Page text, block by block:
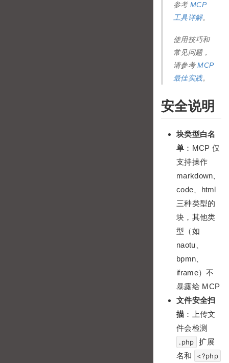
参考 MCP
工具详解。
使用技巧和
常见问题，
请参考MCP
最佳实践。
安全说明
块类型白名
单 ：MCP 仅
支持操作
markdown、
code、html
三种类型的
块，其他类
型（如
naotu、
bpmn、
iframe）不
暴露给 MCP
文件安全扫
描 ：上传文
件会检测
.php
扩展
名和
<?php